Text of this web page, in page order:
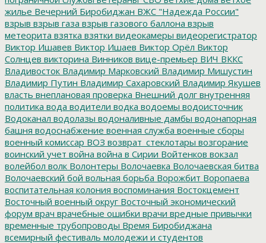
жилье Вечерний Биробиджан ВЖС "Надежда России"
взрыв взрыв газа взрыв газового баллона взрыв
метеорита взятка взятки видеокамеры видеорегистратор
Виктор Ишавев Виктор Ишаев Виктор Орёл Виктор
Солнцев викторина Винников вице-премьер ВИЧ ВККС
Владивосток Владимир Марковский Владимир Мишустин
Владимир Путин Владимир Сахаровский Владимир Якушев
власть внеплановая проверка Внешний долг внутренняя
политика вода водители водка водоемы водоисточник
Водоканал водолазы водоналивные дамбы водонапорная
башня водоснабжение военная служба военные сборы
военный комиссар ВОЗ возврат_стеклотары возгорание
воинский учет война война в Сирии Войтенков вокзал
волейбол волк Волонтеры Волочаевка Волочаевская битва
Волочаевский бой вольная борьба Ворожбит Воропаева
воспитательная колония воспоминания Востокцемент
Восточный военный округ Восточный экономический
форум врач врачебные ошибки врачи вредные привычки
временные трубопроводы Время Биробиджана
всемирный фестиваль молодежи и студентов